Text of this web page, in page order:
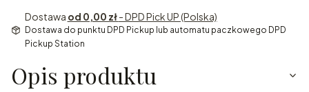
Dostawa od 0,00 zł- DPD Pick UP (Polska)
Dostawa do punktu DPD Pickup lub automatu paczkowego DPD
Pickup Station
Opis produktu